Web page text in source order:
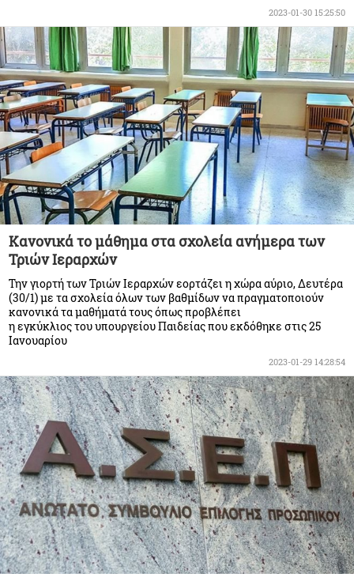
2023-01-30 15:25:50
Κανονικά το μάθημα στα σχολεία ανήμερα των
Τριών Ιεραρχών
Την γιορτή των Τριών Ιεραρχών εορτάζει η χώρα αύριο, Δευτέρα
(30/1) με τα σχολεία όλων των βαθμίδων να πραγματοποιούν
κανονικά τα μαθήματά τους όπως προβλέπει
η εγκύκλιος του υπουργείου Παιδείας που εκδόθηκε στις 25
Ιανουαρίου
2023-01-29 14:28:54